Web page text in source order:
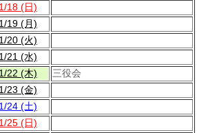
18 (日)
19 (月)
20 (火)
21 (水)
22 (木)
三役会
23 (金)
24 (土)
25 (日)